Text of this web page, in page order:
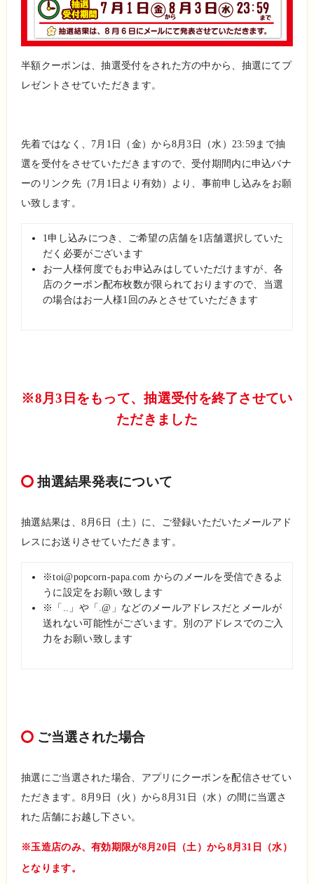
半額クーポンは、抽選受付をされた方の中から、抽選にてプ
レゼントさせていただきます。
先着ではなく、7月1日（金）から8月3日（水）23:59まで抽
選を受付をさせていただきますので、受付期間内に申込バナ
ーのリンク先（7月1日より有効）より、事前申し込みをお願
い致します。
1申し込みにつき、ご希望の店舗を1店舗選択していた
だく必要がございます
お一人様何度でもお申込みはしていただけますが、各
店のクーポン配布枚数が限られておりますので、当選
の場合はお一人様1回のみとさせていただきます
※8月3日をもって、抽選受付を終了させてい
ただきました
抽選結果発表について
抽選結果は、8月6日（土）に、ご登録いただいたメールアド
レスにお送りさせていただきます。
※toi@popcorn-papa.com からのメールを受信できるよ
うに設定をお願い致します
※「..」や「.@」などのメールアドレスだとメールが
送れない可能性がございます。別のアドレスでのご入
力をお願い致します
ご当選された場合
抽選にご当選された場合、アプリにクーポンを配信させてい
ただきます。8月9日（火）から8月31日（水）の間に当選さ
れた店舗にお越し下さい。
※玉造店のみ、有効期限が8月20日（土）から8月31日（水）
となります。